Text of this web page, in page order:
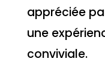
appréciée
une
conviviale.